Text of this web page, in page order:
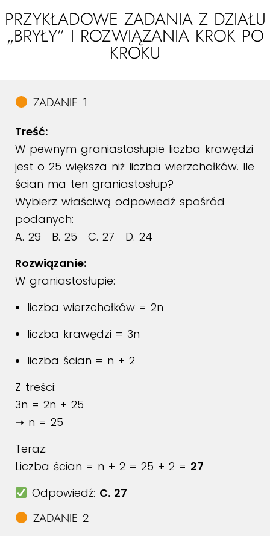
PRZYKŁADOWE ZADANIA Z DZIAŁU
„BRYŁY” I ROZWIĄZANIA KROK PO
KROKU
ZADANIE 1
Treść:
W pewnym graniastosłupie liczba krawędzi
jest o 25 większa niż liczba wierzchołków. Ile
ścian ma ten graniastosłup?
Wybierz właściwą odpowiedź spośród
podanych:
A. 29 B. 25 C. 27 D. 24
Rozwiązanie:
W graniastosłupie:
liczba wierzchołków = 2n
liczba krawędzi = 3n
liczba ścian = n + 2
Z treści:
3n = 2n + 25
➝ n = 25
Teraz:
Liczba ścian = n + 2 = 25 + 2 = 27
Odpowiedź: C. 27
ZADANIE 2